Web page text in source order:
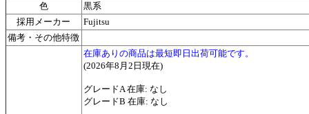
色
黒系
採用メーカー
Fujitsu
備考・その他特徴
在庫ありの商品は最短即日出荷可能です。
(2026年8月2日現在)
グレードA 在庫: なし
グレードB 在庫: なし